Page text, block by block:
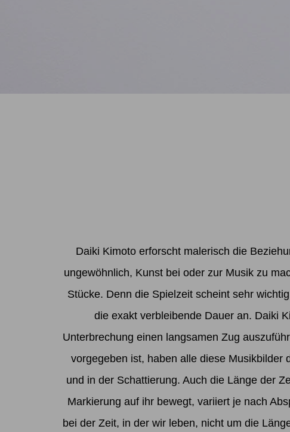
Daiki Kimoto erforscht malerisch die
ungewöhnlich, Kunst bei oder zur Musik zu
Stücke. Denn die Spielzeit scheint sehr
die exakt verbleibende Dauer an. Daiki
Unterbrechung einen langsamen Zug
vorgegeben ist, haben alle diese Musikbilder
und in der Schattierung. Auch die Länge der
Markierung auf ihr bewegt, variiert je nach
bei der Zeit, in der wir leben, nicht um die